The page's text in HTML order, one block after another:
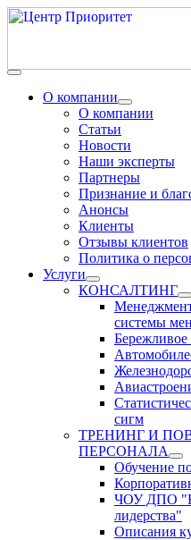
О компании
О компании
Статьи
Новости
Наши эксперты
Партнеры
Признание и
Анонсы
Клиенты
Отзывы клиентов
Политика о
Услуги
КОНСАЛТИНГ
системы
Бережливое
сигм
ТРЕНИНГ И
ПЕРСОНАЛА
Обучение
ЧОУ ДПО
лидерства"
Описания